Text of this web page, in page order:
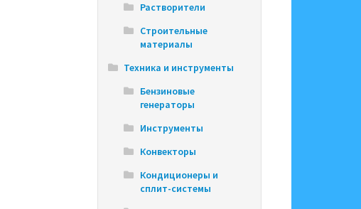
Растворители
Строительные
материалы
Техника и инструменты
Бензиновые
генераторы
Инструменты
Конвекторы
Кондиционеры и
сплит-системы